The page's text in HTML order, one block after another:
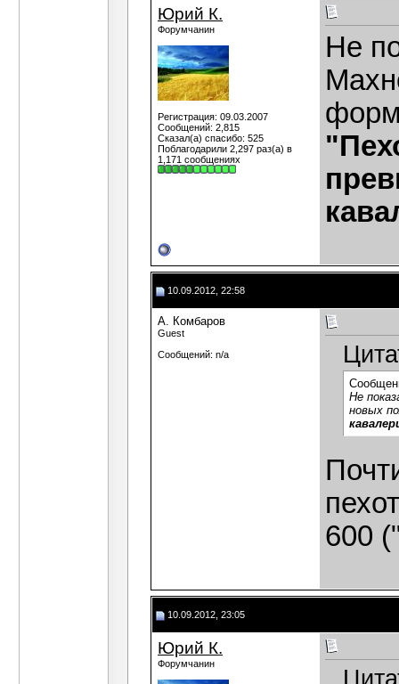
Юрий К.
Форумчанин
Регистрация: 09.03.2007
Сообщений: 2,815
Сказал(а) спасибо: 525
Поблагодарили 2,297 раз(а) в
1,171 сообщениях
Не
10.09.2012, 22:58
А. Комбаров
Guest
Сообщений: n/a
Не
новых
600
10.09.2012, 23:05
Юрий К.
Форумчанин